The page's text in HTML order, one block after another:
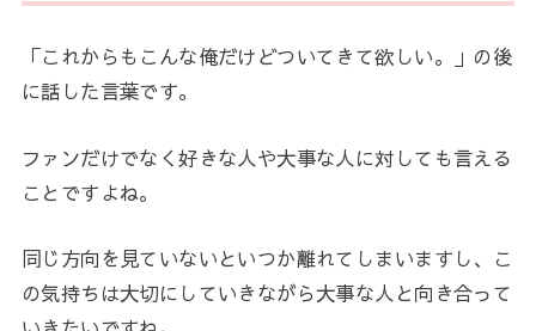
「これからもこんな俺だけどついてきて欲しい。」の後
に話した言葉です。
ファンだけでなく好きな人や大事な人に対しても言える
ことですよね。
同じ方向を見ていないといつか離れてしまいますし、こ
の気持ちは大切にしていきながら大事な人と向き合って